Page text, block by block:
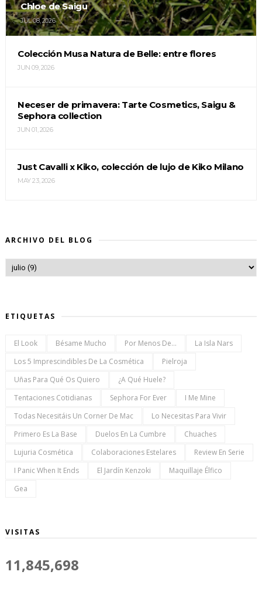
Chloe de Saigu
JUL 08, 2026
Colección Musa Natura de Belle: entre flores
JUN 09, 2026
Neceser de primavera: Tarte Cosmetics, Saigu &
Sephora collection
JUN 01, 2026
Just Cavalli x Kiko, colección de lujo de Kiko Milano
MAY 23, 2026
ARCHIVO DEL BLOG
ETIQUETAS
El Look Bésame Mucho Por Menos De...
La Isla Nars
Los 5 Imprescindibles De La Cosmética
Pielroja
Uñas Para Qué Os Quiero
¿a Qué Huele?
Tentaciones Cotidianas
Sephora For Ever
I Me Mine
Todas Necesitáis Un Corner De Mac
Lo Necesitas Para Vivir
Primero Es La Base
Duelos En La Cumbre
Chuaches
Lujuria Cosmética
Colaboraciones Estelares
Review En Serie
I Panic When It Ends
El Jardín Kenzoki
Maquillaje Élfico
Gea
VISITAS
11,845,698